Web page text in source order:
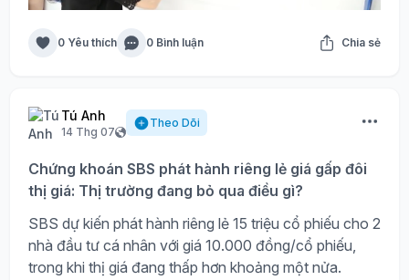
0 Yêu thích 0 Bình luận Chia sẻ
Tú Anh
14 Thg 07
Theo Dõi
Chứng khoán SBS phát hành riêng lẻ giá gấp đôi
thị giá: Thị trường đang bỏ qua điều gì?
SBS dự kiến phát hành riêng lẻ 15 triệu cổ phiếu cho 2
nhà đầu tư cá nhân với giá 10.000 đồng/cổ phiếu,
trong khi thị giá đang thấp hơn khoảng một nửa.